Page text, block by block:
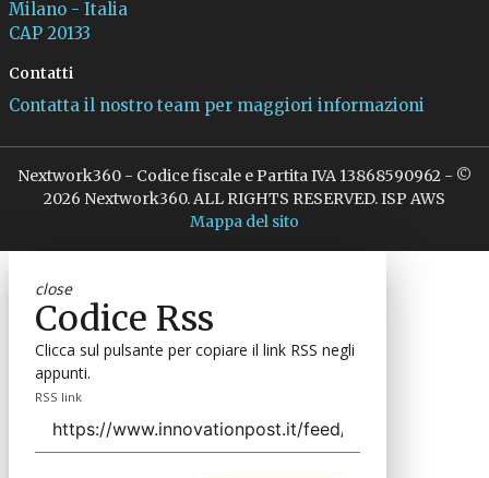
Milano - Italia
CAP 20133
Contatti
Contatta il nostro team per maggiori informazioni
Nextwork360 - Codice fiscale e Partita IVA 13868590962 - ©
2026 Nextwork360. ALL RIGHTS RESERVED. ISP AWS
Mappa del sito
close
Codice Rss
Clicca sul pulsante per copiare il link RSS negli
appunti.
RSS link